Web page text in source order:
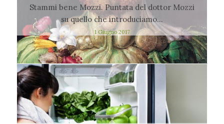
Stammi bene Mozzi. Puntata del dottor Mozzi
su quello che introduciamo…
1 Giugno 2017